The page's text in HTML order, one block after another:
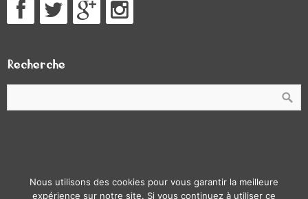
Recherche
© Lumpe Follig 2026.Brilliancetheme by CPOThemes.
Thème modifié par les étudiants de la licence pro ATC de
Nous utilisons des cookies pour vous garantir la meilleure
expérience sur notre site. Si vous continuez à utiliser ce